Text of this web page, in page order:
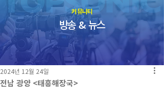
​커뮤니티
방송 & 뉴스
전남 광양 <태흥해장국>
2024년 12월 24일